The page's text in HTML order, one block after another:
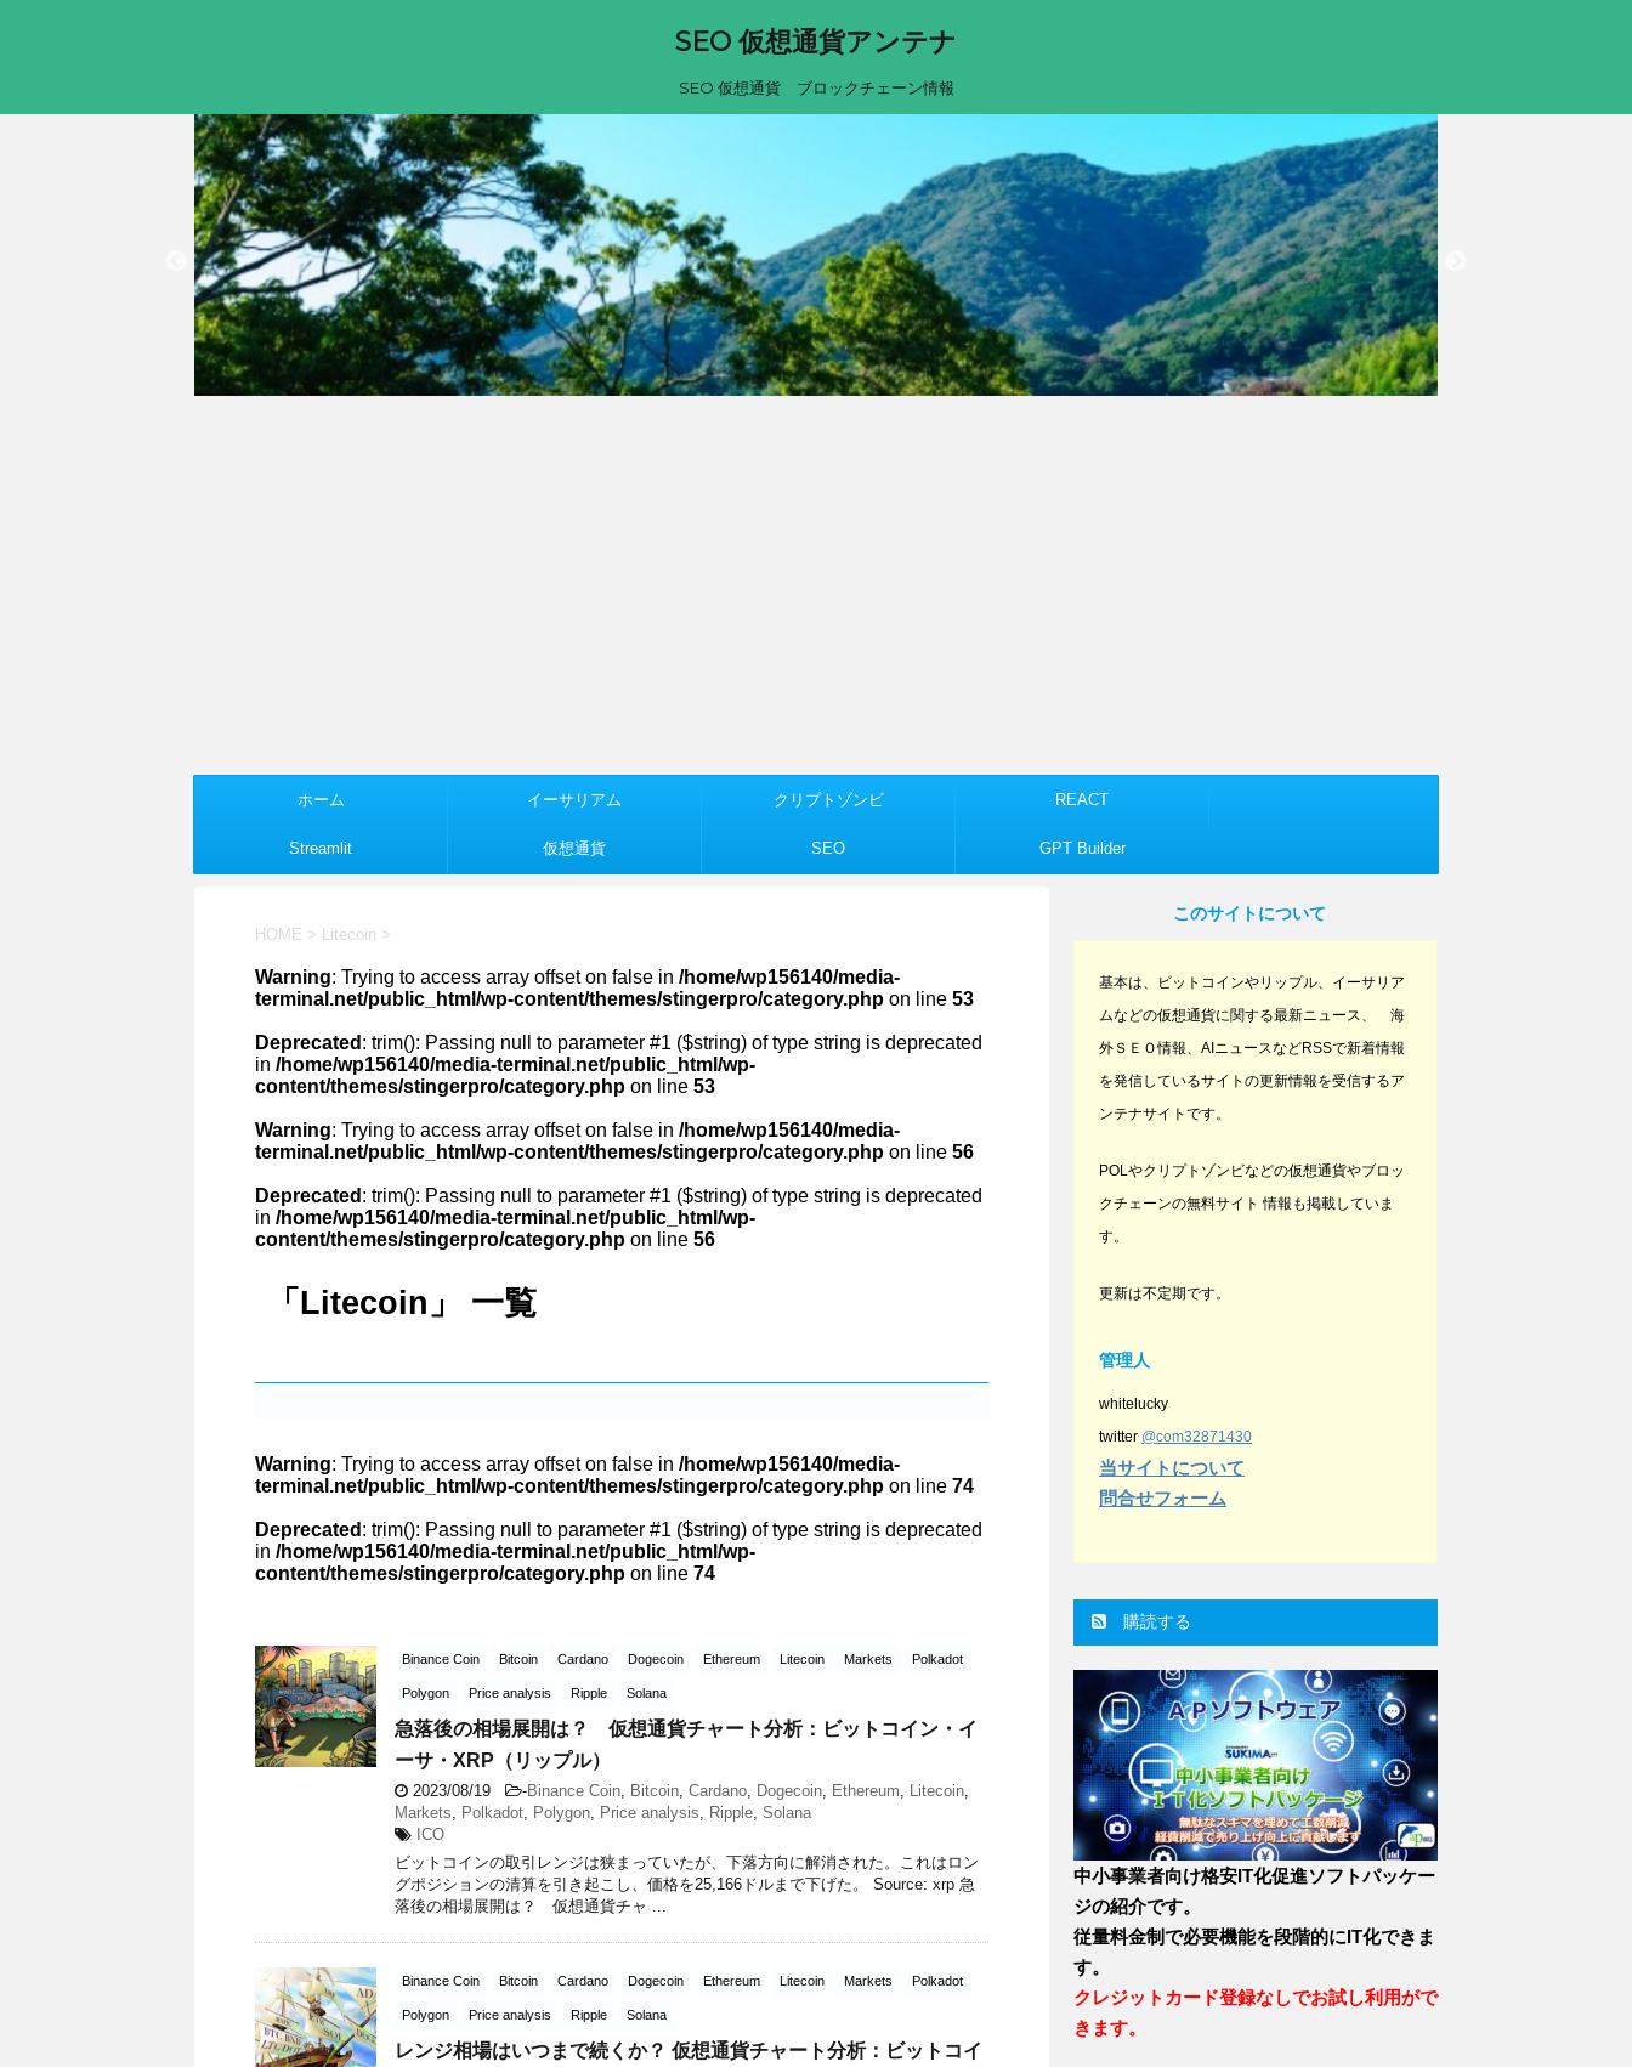
SEO 仮想通貨アンテナ
SEO 仮想通貨 ブロックチェーン情報
ホーム イーサリアム クリプトゾンビ REACT
Streamlit 仮想通貨 SEO GPT Builder
HOME > Litecoin >
Warning: Trying to access array offset on false in /home/wp156140/media-
terminal.net/public_html/wp-content/themes/stingerpro/category.php on line 53
Deprecated : trim(): Passing null to parameter #1 ($string) of type string is deprecated
in /home/wp156140/media-terminal.net/public_html/wp-
content/themes/stingerpro/category.php on line 53
Warning: Trying to access array offset on false in /home/wp156140/media-
terminal.net/public_html/wp-content/themes/stingerpro/category.php on line 56
Deprecated : trim(): Passing null to parameter #1 ($string) of type string is deprecated
in /home/wp156140/media-terminal.net/public_html/wp-
content/themes/stingerpro/category.php on line 56
「Litecoin」 一覧
Warning: Trying to access array offset on false in /home/wp156140/media-
terminal.net/public_html/wp-content/themes/stingerpro/category.php on line 74
Deprecated : trim(): Passing null to parameter #1 ($string) of type string is deprecated
in /home/wp156140/media-terminal.net/public_html/wp-
content/themes/stingerpro/category.php on line 74
Binance Coin Bitcoin Cardano Dogecoin Ethereum Litecoin Markets Polkadot
Polygon Price analysis Ripple Solana
急落後の相場展開は？ 仮想通貨チャート分析：ビットコイン・イ
ーサ・XRP（リップル）
2023/08/19 -Binance Coin, Bitcoin, Cardano, Dogecoin, Ethereum, Litecoin,
Markets, Polkadot, Polygon, Price analysis, Ripple, Solana
ICO
ビットコインの取引レンジは狭まっていたが、下落方向に解消された。これはロン
グポジションの清算を引き起こし、価格を25,166ドルまで下げた。 Source: xrp 急
落後の相場展開は？ 仮想通貨チャ ...
Binance Coin Bitcoin Cardano Dogecoin Ethereum Litecoin Markets Polkadot
Polygon Price analysis Ripple Solana
レンジ相場はいつまで続くか？ 仮想通貨チャート分析：ビットコイ
このサイトについて
基本は、ビットコインやリップル、イーサリア
ムなどの仮想通貨に関する最新ニュース、 海
外ＳＥＯ情報、AIニュースなどRSSで新着情報
を発信しているサイトの更新情報を受信するア
ンテナサイトです。
POLやクリプトゾンビなどの仮想通貨やブロッ
クチェーンの無料サイト 情報も掲載していま
す。
更新は不定期です。
管理人
whitelucky
twitter @com32871430
当サイトについて
問合せフォーム
購読する
中小事業者向け格安IT化促進ソフトパッケー
ジの紹介です。
従量料金制で必要機能を段階的にIT化できま
す。
クレジットカード登録なしでお試し利用がで
きます。